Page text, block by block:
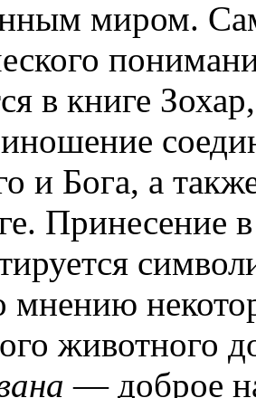
миром.
в книге
и Бога, а
Принесение
мнению
животного
— доброе